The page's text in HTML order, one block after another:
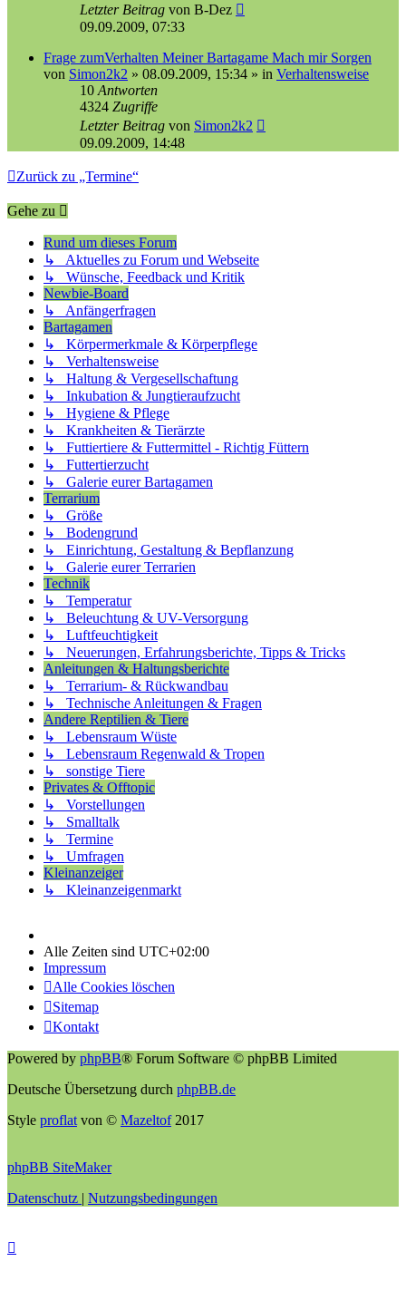
Letzter Beitrag von B-Dez
09.09.2009, 07:33
Frage zumVerhalten Meiner Bartagame Mach mir Sorgen
von Simon2k2 » 08.09.2009, 15:34 » in Verhaltensweise
10 Antworten
4324 Zugriffe
Letzter Beitrag von Simon2k2
09.09.2009, 14:48
Zurück zu „Termine“
Gehe zu
Rund um dieses Forum
↳ Aktuelles zu Forum und Webseite
↳ Wünsche, Feedback und Kritik
Newbie-Board
↳ Anfängerfragen
Bartagamen
↳ Körpermerkmale & Körperpflege
↳ Verhaltensweise
↳ Haltung & Vergesellschaftung
↳ Inkubation & Jungtieraufzucht
↳ Hygiene & Pflege
↳ Krankheiten & Tierärzte
↳ Futtiertiere & Futtermittel - Richtig Füttern
↳ Futtertierzucht
↳ Galerie eurer Bartagamen
Terrarium
↳ Größe
↳ Bodengrund
↳ Einrichtung, Gestaltung & Bepflanzung
↳ Galerie eurer Terrarien
Technik
↳ Temperatur
↳ Beleuchtung & UV-Versorgung
↳ Luftfeuchtigkeit
↳ Neuerungen, Erfahrungsberichte, Tipps & Tricks
Anleitungen & Haltungsberichte
↳ Terrarium- & Rückwandbau
↳ Technische Anleitungen & Fragen
Andere Reptilien & Tiere
↳ Lebensraum Wüste
↳ Lebensraum Regenwald & Tropen
↳ sonstige Tiere
Privates & Offtopic
↳ Vorstellungen
↳ Smalltalk
↳ Termine
↳ Umfragen
Kleinanzeiger
↳ Kleinanzeigenmarkt
Alle Zeiten sind UTC+02:00
Impressum
Alle Cookies löschen
Sitemap
Kontakt
Powered by phpBB® Forum Software © phpBB Limited
Deutsche Übersetzung durch phpBB.de
Style proflat von © Mazeltof2017
phpBB SiteMaker
Datenschutz | Nutzungsbedingungen